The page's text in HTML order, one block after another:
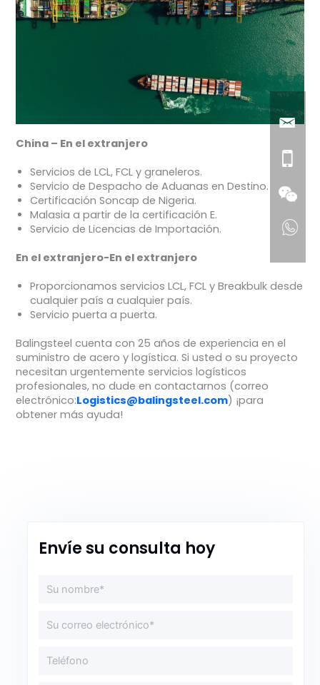
China – En el extranjero
Servicios de LCL, FCL y graneleros.
Servicio de Despacho de Aduanas en Destino.
Certificación Soncap de Nigeria.
Malasia a partir de la certificación E.
Servicio de Licencias de Importación.
En el extranjero-En el extranjero
Proporcionamos servicios LCL, FCL y Breakbulk desde
cualquier país a cualquier país.
Servicio puerta a puerta.
Balingsteel cuenta con 25 años de experiencia en el
suministro de acero y logística. Si usted o su proyecto
necesitan urgentemente servicios logísticos
profesionales, no dude en contactarnos (correo
electrónico:Logistics@balingsteel.com) ¡para
obtener más ayuda!
Envíe su consulta hoy